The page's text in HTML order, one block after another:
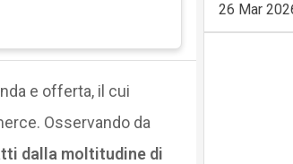
e offerta, il cui
Osservando da
dalla moltitudine di
26 Mar